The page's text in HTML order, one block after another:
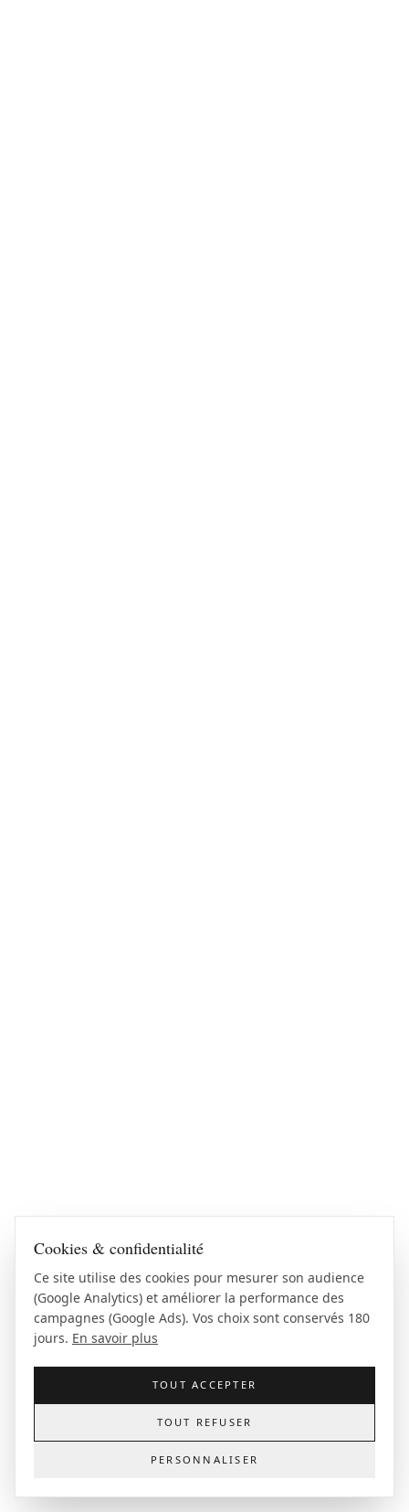
Cookies & confidentialité
Ce site utilise des cookies pour mesurer son audience
(Google Analytics) et améliorer la performance des
campagnes (Google Ads). Vos choix sont conservés 180
jours. En savoir plus
TOUT ACCEPTER
TOUT REFUSER
PERSONNALISER